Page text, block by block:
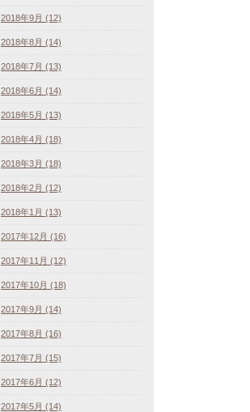
2018年9月 (12)
2018年8月 (14)
2018年7月 (13)
2018年6月 (14)
2018年5月 (13)
2018年4月 (18)
2018年3月 (18)
2018年2月 (12)
2018年1月 (13)
2017年12月 (16)
2017年11月 (12)
2017年10月 (18)
2017年9月 (14)
2017年8月 (16)
2017年7月 (15)
2017年6月 (12)
2017年5月 (14)